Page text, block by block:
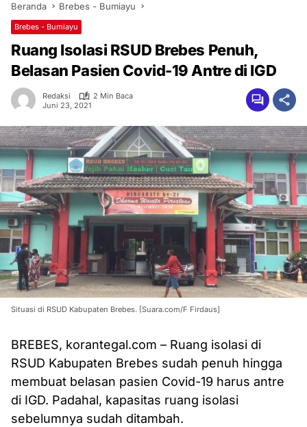
Beranda Brebes - Bumiayu
Brebes - Bumiayu
Ruang Isolasi RSUD Brebes Penuh,
Belasan Pasien Covid-19 Antre di IGD
Redaksi
2 Min Baca
Juni 23, 2021
Situasi di RSUD Kabupaten Brebes. [Suara.com/F Firdaus]
BREBES, korantegal.com – Ruang isolasi di
RSUD Kabupaten Brebes sudah penuh hingga
membuat belasan pasien Covid-19 harus antre
di IGD. Padahal, kapasitas ruang isolasi
sebelumnya sudah ditambah.